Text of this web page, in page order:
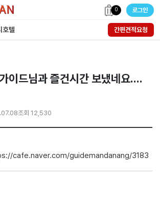
0 로그인
호텔 간편견적요청
이드님과 즐건시간 보냈네요....
조회 12,530
cafe.naver.com/guidemandanang/3183